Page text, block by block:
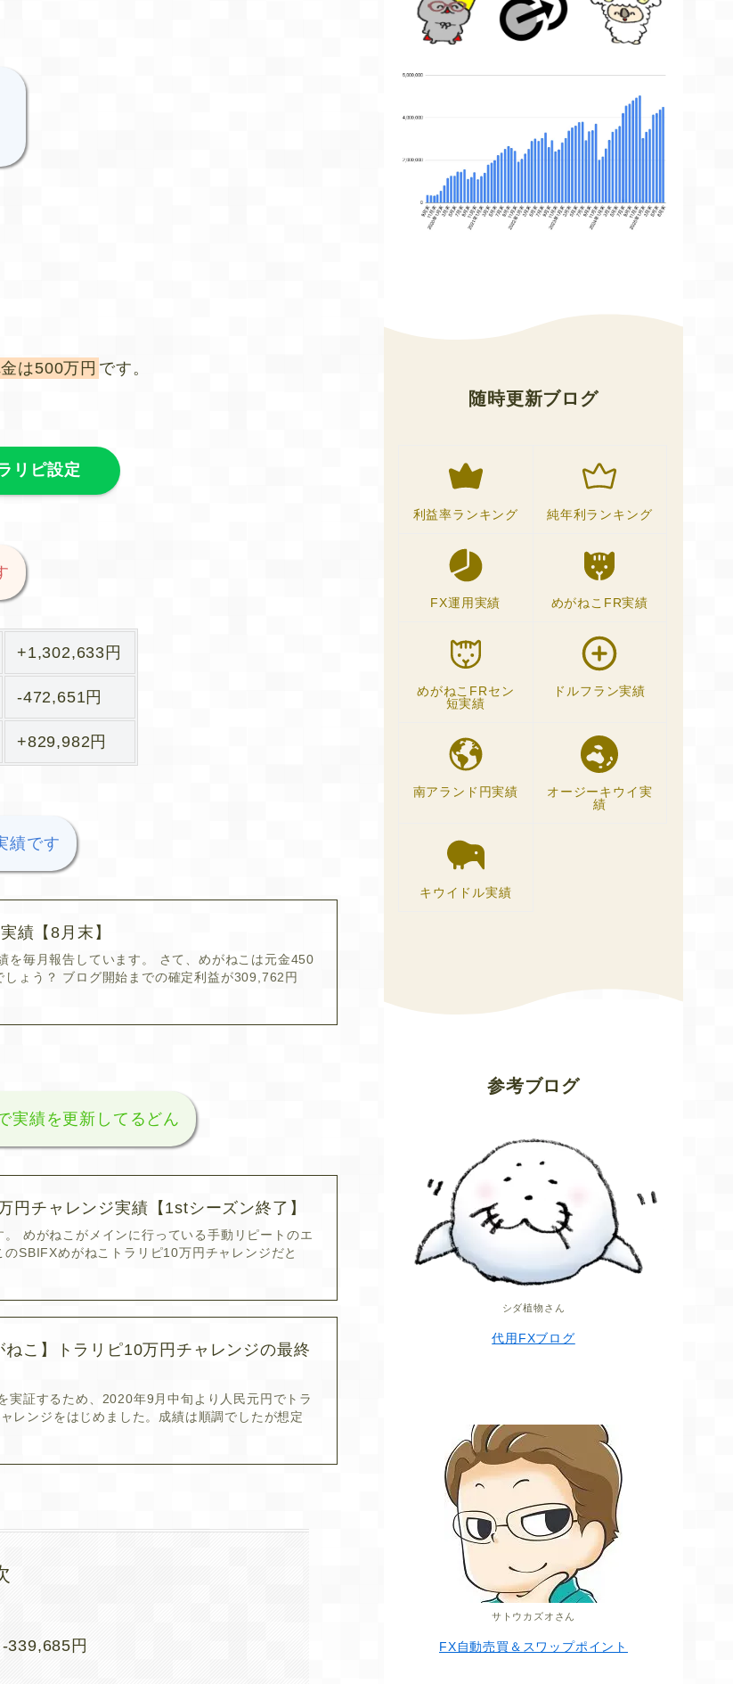
は500万円 です。
リピ設定
+1,302,633円
-472,651円
+829,982円
績です
績【8月末】
を毎月報告しています。 さて、めがねこは元金450
ょう？ ブログ開始までの確定利益が309,762円
実績を更新してるどん
円チャレンジ実績【1stシーズン終了】
めがねこがメインに行っている手動リピートのエ
SBIFXめがねこトラリピ10万円チャレンジだと
ねこ】トラリピ10万円チャレンジの最終
実証するため、2020年9月中旬より人民元円でトラ
レンジをはじめました。成績は順調でしたが想定
339,685円
随時更新ブログ
利益率ランキング 純年利ランキング
FX運用実績 めがねこFR実績
めがねこFRセン
短実績
ドルフラン実績
南アランド円実績
オージーキウイ実
績
キウイドル実績
参考ブログ
シダ植物さん
代用FXブログ
サトウカズオさん
FX自動売買＆スワップポイント